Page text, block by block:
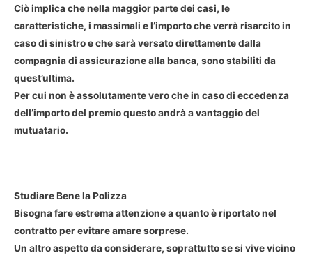
Ciò implica che nella maggior parte dei casi, le
caratteristiche, i massimali e l’importo che verrà risarcito in
caso di sinistro e che sarà versato direttamente dalla
compagnia di assicurazione alla banca, sono stabiliti da
quest’ultima.
Per cui non è assolutamente vero che in caso di eccedenza
dell’importo del premio questo andrà a vantaggio del
mutuatario.
Studiare Bene la Polizza
Bisogna fare estrema attenzione a quanto è riportato nel
contratto per evitare amare sorprese.
Un altro aspetto da considerare, soprattutto se si vive vicino